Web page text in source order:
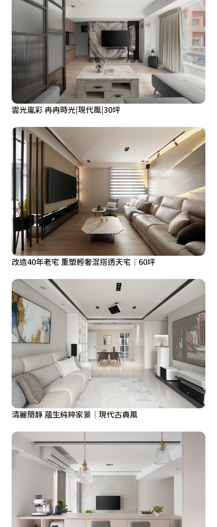
雲光嵐彩 冉冉時光|現代風|30坪
改造40年老宅 重塑輕奢混搭透天宅│60坪
清麗簡靜 蘊生純粹家景│現代古典風